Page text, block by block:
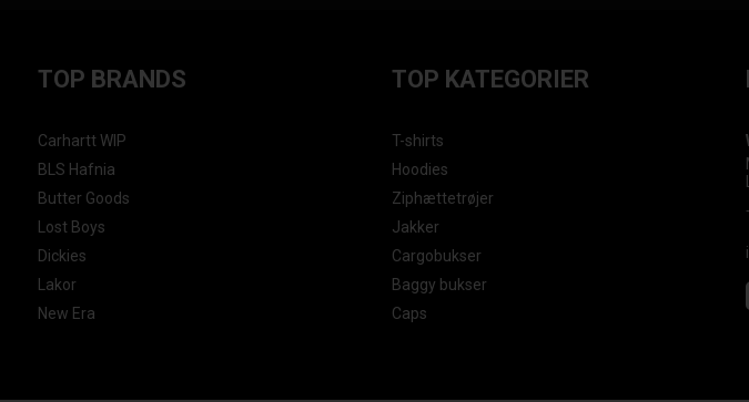
TOP BRANDS
Carhartt WIP
BLS Hafnia
Butter Goods
Lost Boys
Dickies
Lakor
New Era
TOP KATEGORIER
T-shirts
Hoodies
Ziphættetrøjer
Jakker
Cargobukser
Baggy bukser
Caps